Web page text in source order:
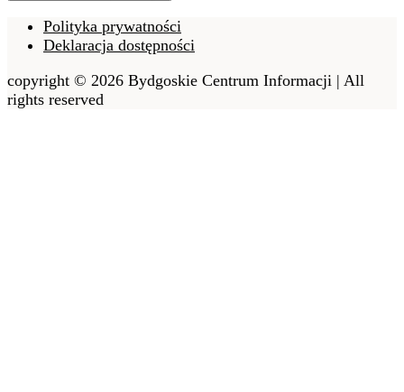
Polityka prywatności
Deklaracja dostępności
copyright © 2026 Bydgoskie Centrum Informacji | All
rights reserved